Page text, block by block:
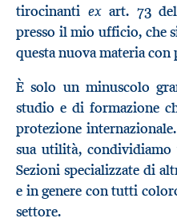
tirocinanti exart. 73 del
presso il mio ufficio, che
questa nuova materia con
È solo un minuscolo
studio e di formazione
protezione
sua utilità,
Sezioni specializzate di
e in genere con tutti
settore.